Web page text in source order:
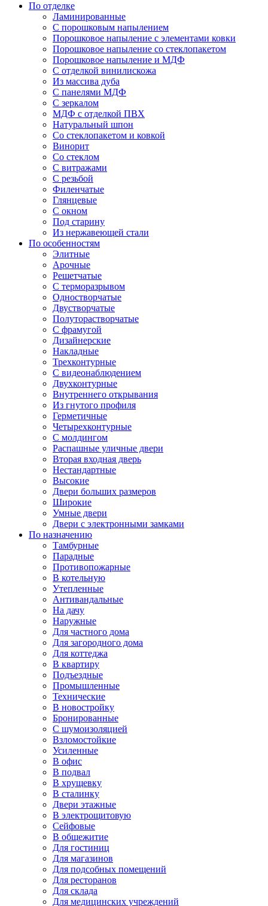
По отделке
Ламинированные
С порошковым напылением
Порошковое напыление с элементами ковки
Порошковое напыление со стеклопакетом
Порошковое напыление и МДФ
С отделкой винилискожа
Из массива дуба
С панелями МДФ
С зеркалом
МДФ с отделкой ПВХ
Натуральный шпон
Со стеклопакетом и ковкой
Винорит
Со стеклом
С витражами
С резьбой
Филенчатые
Глянцевые
С окном
Под старину
Из нержавеющей стали
По особенностям
Элитные
Арочные
Решетчатые
С терморазрывом
Одностворчатые
Двустворчатые
Полуторастворчатые
С фрамугой
Дизайнерские
Накладные
Трехконтурные
С видеонаблюдением
Двухконтурные
Внутреннего открывания
Из гнутого профиля
Герметичные
Четырехконтурные
С молдингом
Распашные уличные двери
Вторая входная дверь
Нестандартные
Высокие
Двери больших размеров
Широкие
Умные двери
Двери с электронными замками
По назначению
Тамбурные
Парадные
Противопожарные
В котельную
Утепленные
Антивандальные
На дачу
Наружные
Для частного дома
Для загородного дома
Для коттеджа
В квартиру
Подъездные
Промышленные
Технические
В новостройку
Бронированные
С шумоизоляцией
Взломостойкие
Усиленные
В офис
В подвал
В хрущевку
В сталинку
Двери этажные
В электрощитовую
Сейфовые
В общежитие
Для гостиниц
Для магазинов
Для подсобных помещений
Для ресторанов
Для склада
Для медицинских учреждений